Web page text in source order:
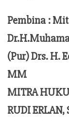
Pembina :
(Pur) Drs. H.
MM
MITRA
RUDI